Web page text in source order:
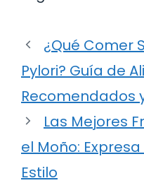
¿Qué Comer
Pylori? Guía de
Recomendados
Las Mejores
el Moño:
Estilo